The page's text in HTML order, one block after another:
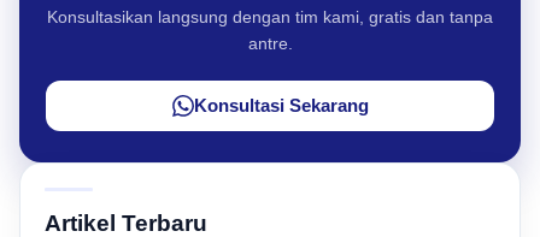
Konsultasikan langsung dengan tim kami, gratis dan tanpa
antre.
Konsultasi Sekarang
Artikel Terbaru